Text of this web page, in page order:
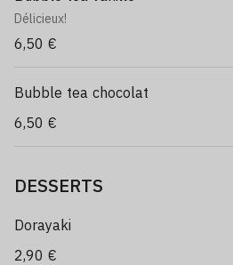
Délicieux!
6,50 €
Bubble tea chocolat
6,50 €
DESSERTS
Dorayaki
2,90 €